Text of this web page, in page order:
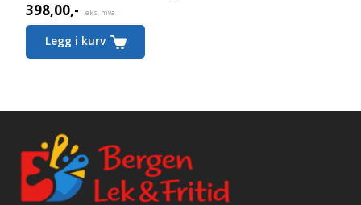
398,00,- eks. mva.
Legg i kurv